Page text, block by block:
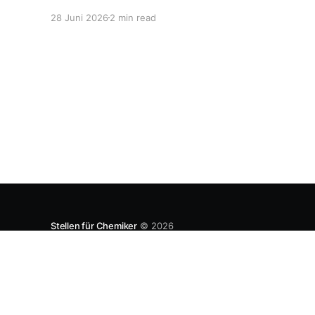
entwickeln. Diese Strategie ist von Toyota
28 Juni 2026 2 min read
Stellen für Chemiker © 2026